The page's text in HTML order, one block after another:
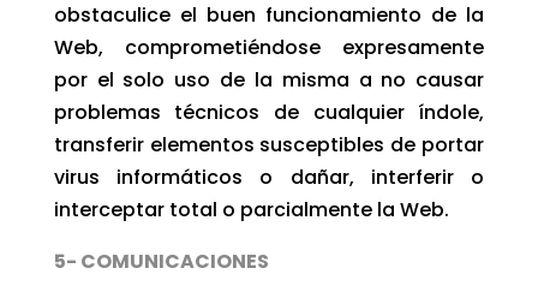
obstaculice el buen funcionamiento de la
Web, comprometiéndose expresamente
por el solo uso de la misma a no causar
problemas técnicos de cualquier índole,
transferir elementos susceptibles de portar
virus informáticos o dañar, interferir o
interceptar total o parcialmente la Web.
5- COMUNICACIONES